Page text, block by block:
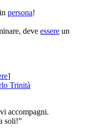
in persona!
deve essere un
]
Trinità
accompagni.
soli!”